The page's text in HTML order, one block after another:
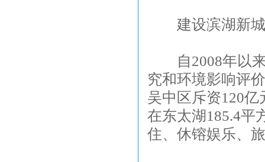
建设滨湖新城
自2008年以来,
究和环境影响评
吴中区斥资120亿
在东太湖185.4平
住、休镕娱乐、